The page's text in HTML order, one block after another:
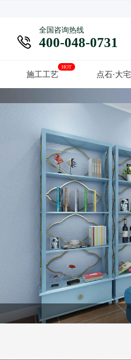

全国咨询热线
400-048-0731
施工工艺
HOT
点石·大宅